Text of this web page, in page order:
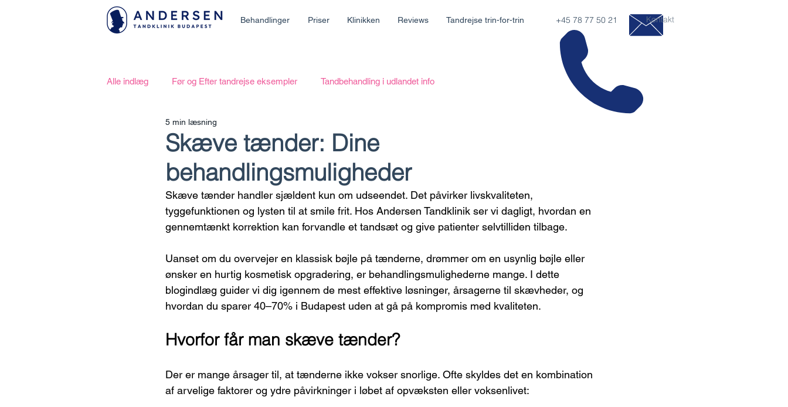
Behandlinger Priser Klinikken Reviews Tandrejse trin-for-trin +45 78 77 50 21 Kontakt
Alle indlæg Før og Efter tandrejse eksempler Tandbehandling i udlandet info
Skæve tænder: Dine
behandlingsmuligheder
5 min læsning
Skæve tænder handler sjældent kun om udseendet. Det påvirker livskvaliteten,
tyggefunktionen og lysten til at smile frit. Hos Andersen Tandklinik ser vi dagligt, hvordan en
gennemtænkt korrektion kan forvandle et tandsæt og give patienter selvtilliden tilbage.
Uanset om du overvejer en klassisk bøjle på tænderne, drømmer om en usynlig bøjle eller
ønsker en hurtig kosmetisk opgradering, er behandlingsmulighederne mange. I dette
blogindlæg guider vi dig igennem de mest effektive løsninger, årsagerne til skævheder, og
hvordan du sparer 40–70% i Budapest uden at gå på kompromis med kvaliteten.
Hvorfor får man skæve tænder?
Der er mange årsager til, at tænderne ikke vokser snorlige. Ofte skyldes det en kombination
af arvelige faktorer og ydre påvirkninger i løbet af opvæksten eller voksenlivet: